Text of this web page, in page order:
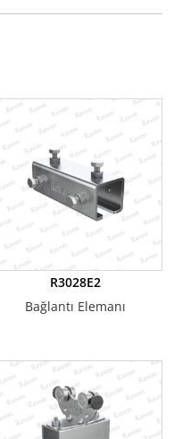
R3028E2
Bağlantı Elemanı